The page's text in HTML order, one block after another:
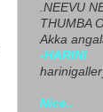
.NEEVU
THUMBA
Akka
-HARINI
Nice..